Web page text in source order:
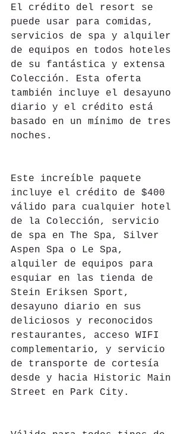
El crédito del resort se
puede usar para comidas,
servicios de spa y alquiler
de equipos en todos hoteles
de su fantástica y extensa
Colección. Esta oferta
también incluye el desayuno
diario y el crédito está
basado en un mínimo de tres
noches.
Este increíble paquete
incluye el crédito de $400
válido para cualquier hotel
de la Colección, servicio
de spa en The Spa, Silver
Aspen Spa o Le Spa,
alquiler de equipos para
esquiar en las tienda de
Stein Eriksen Sport,
desayuno diario en sus
deliciosos y reconocidos
restaurantes, acceso WIFI
complementario, y servicio
de transporte de cortesía
desde y hacia Historic Main
Street en Park City.